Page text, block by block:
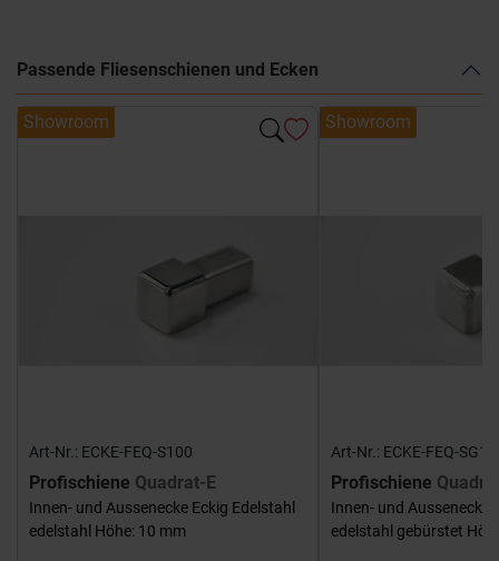
Passende Fliesenschienen und Ecken
Showroom
Art-Nr.: ECKE-FEQ-S100
Profischiene Quadrat-E
Innen- und Aussenecke Eckig Edelstahl
edelstahl Höhe: 10 mm
Showroom
Art-Nr.: ECKE-FEQ-
Profischiene
Innen- und Aussenecke
edelstahl gebürstet